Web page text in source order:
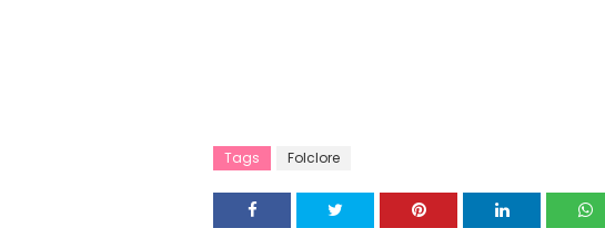
Tags Folclore